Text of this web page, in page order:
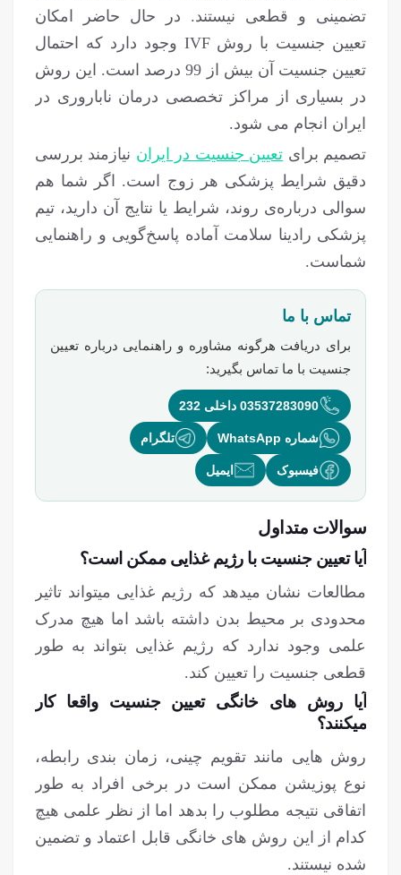
تضمینی و قطعی نیستند. در حال حاضر امکان
تعیین جنسیت با روش IVF وجود دارد که احتمال
تعیین جنسیت آن بیش از 99 درصد است. این روش
در بسیاری از مراکز تخصصی درمان ناباروری در
ایران انجام می شود.
تصمیم برای تعیین جنسیت در ایران نیازمند بررسی
دقیق شرایط پزشکی هر زوج است. اگر شما هم
سوالی درباره‌ی روند، شرایط یا نتایج آن دارید، تیم
پزشکی رادینا سلامت آماده پاسخ‌گویی و راهنمایی
شماست.
تماس با ما
برای دریافت هرگونه مشاوره و راهنمایی درباره تعیین
جنسیت با ما تماس بگیرید:
03537283090 داخلی 232
شماره WhatsApp تلگرام
فیسبوک ایمیل
سوالات متداول
آیا تعیین جنسیت با رژیم غذایی ممکن است؟
مطالعات نشان می‎دهد که رژیم غذایی می‎تواند تاثیر
محدودی بر محیط بدن داشته باشد اما هیچ مدرک
علمی وجود ندارد که رژیم غذایی بتواند به طور
قطعی جنسیت را تعیین کند.
آیا روش های خانگی تعیین جنسیت واقعا کار
می‎کنند؟
روش هایی مانند تقویم چینی، زمان بندی رابطه،
نوع پوزیشن ممکن است در برخی افراد به طور
اتفاقی نتیجه مطلوب را بدهد اما از نظر علمی هیچ
کدام از این روش های خانگی قابل اعتماد و تضمین
شده نیستند.